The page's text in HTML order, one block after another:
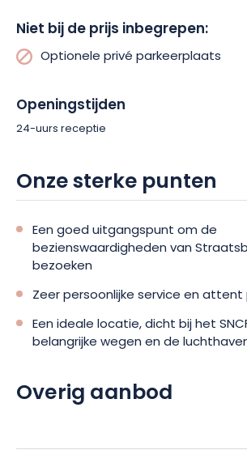
Niet bij de prijs inbegrepen:
Optionele privé parkeerplaats
Openingstijden
24-uurs receptie
Onze sterke punten
Een goed uitgangspunt om de
bezienswaardigheden van
bezoeken
Zeer persoonlijke service en
Een ideale locatie, dicht bij het
belangrijke wegen en de
Overig aanbod